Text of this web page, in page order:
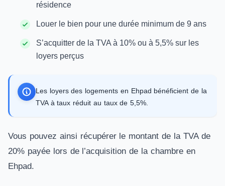
résidence
Louer le bien pour une durée minimum de 9 ans
S’acquitter de la TVA à 10% ou à 5,5% sur les
loyers perçus
Les loyers des logements en Ehpad bénéficient de la
TVA à taux réduit au taux de 5,5%.
Vous pouvez ainsi récupérer le montant de la TVA de
20% payée lors de l’acquisition de la chambre en
Ehpad.